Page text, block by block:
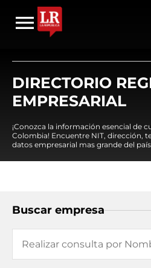
DIRECTORIO
EMPRESARIAL
¡Conozca la información esencial de
Colombia! Encuentre NIT, dirección,
datos empresarial mas grande del
Buscar empresa